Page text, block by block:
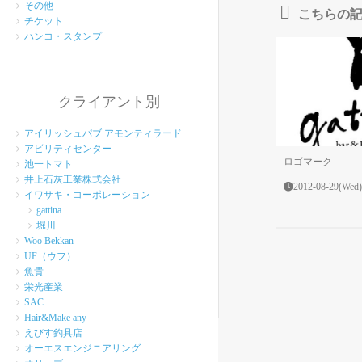
その他
チケット
ハンコ・スタンプ
クライアント別
アイリッシュパブ アモンティラード
アビリティセンター
池一トマト
井上石灰工業株式会社
イワサキ・コーポレーション
gattina
堀川
Woo Bekkan
UF（ウフ）
魚貴
栄光産業
SAC
Hair&Make any
えびす釣具店
オーエスエンジニアリング
こちらの
ロゴマーク
2012-08-29(Wed)